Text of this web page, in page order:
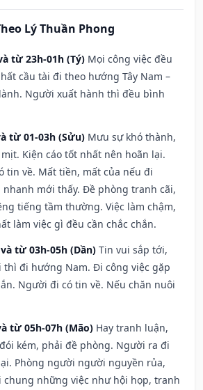
Lý Thuần Phong
từ 23h-01h (Tý) Mọi công việc đều
cầu tài đi theo hướng Tây Nam –
Người xuất hành thì đều bình
từ 01-03h (Sửu) Mưu sự khó thành,
Kiện cáo tốt nhất nên hoãn lại.
tin về. Mất tiền, mất của nếu đi
mới thấy. Đề phòng tranh cãi,
tiếng tầm thường. Việc làm chậm,
làm việc gì đều cần chắc chắn.
từ 03h-05h (Dần) Tin vui sắp tới,
thì đi hướng Nam. Đi công việc gặp
Người đi có tin về. Nếu chăn nuôi
từ 05h-07h (Mão) Hay tranh luận,
kém, phải đề phòng. Người ra đi
Phòng người người nguyền rủa,
chung những việc như hội họp, tranh